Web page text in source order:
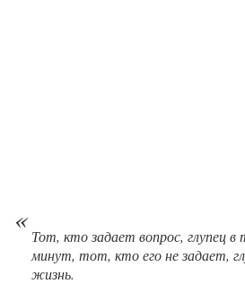
Тот, кто задает вопрос, глупец в
минут, тот, кто его не задает,
жизнь.